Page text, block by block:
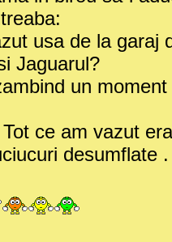
usa de la garaj
Jaguarul?
un moment
ce am vazut
desumflate .